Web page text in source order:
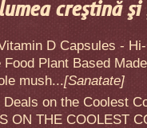
creştină
D Capsules -
Plant Based
mush...[Sanatate]
on the Coolest
ON THE COOLEST